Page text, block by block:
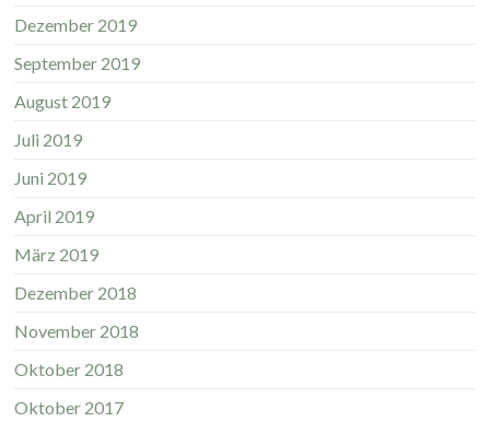
Dezember 2019
September 2019
August 2019
Juli 2019
Juni 2019
April 2019
März 2019
Dezember 2018
November 2018
Oktober 2018
Oktober 2017